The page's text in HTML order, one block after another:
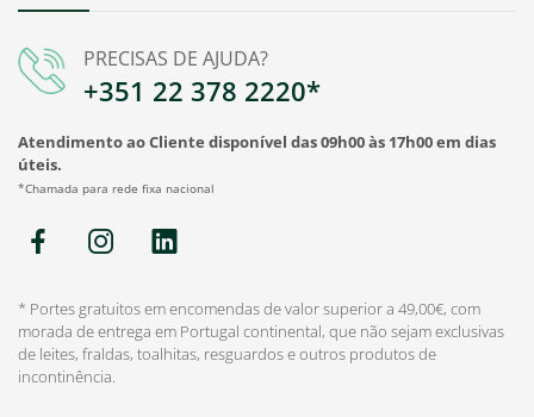
PRECISAS DE AJUDA?
+351 22 378 2220*
Atendimento ao Cliente disponível das 09h00 às 17h00 em dias
úteis.
*Chamada para rede fixa nacional
* Portes gratuitos em encomendas de valor superior a 49,00€, com
morada de entrega em Portugal continental, que não sejam exclusivas
de leites, fraldas, toalhitas, resguardos e outros produtos de
incontinência.